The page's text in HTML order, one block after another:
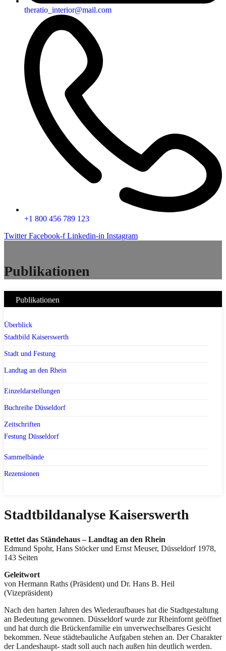
theratio_interior@mail.com
+1 800 456 789 123
Twitter Facebook-f Linkedin-in Instagram
Publikationen
Publikationen
Überblick
Stadtbild Kaiserswerth
Stadt und Festung
Landtag an den Rhein
Einzeldarstellungen
Buchreihe Düsseldorf
Zeitschriften
Festung Düsseldorf
Sammelbände
Rezensionen
Stadtbildanalyse Kaiserswerth
Rettet das Ständehaus – Landtag an den Rhein
Edmund Spohr, Hans Stöcker und Ernst Meuser, Düsseldorf 1978,
143 Seiten
Geleitwort
von Hermann Raths (Präsident) und Dr. Hans B. Heil
(Vizepräsident)
Nach den harten Jahren des Wiederaufbaues hat die Stadtgestaltung
an Bedeutung gewonnen. Düsseldorf wurde zur Rheinfornt geöffnet
und hat durch die Brückenfamilie ein unverwechselbares Gesicht
bekommen. Neue städtebauliche Aufgaben stehen an. Der Charakter
der Landeshaupt- stadt soll auch nach außen hin deutlich werden.